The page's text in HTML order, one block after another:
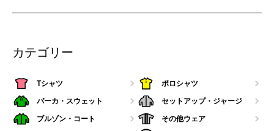
カテゴリー
Tシャツ ポロシャツ
パーカ・スウェット セットアップ・ジャージ
ブルゾン・コート その他ウェア